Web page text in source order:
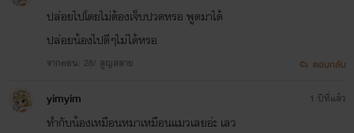
ก๊อป นักดัด นักแก้ ทั้งหลาย ฟางเชื่อว่าทุกคนมีสมอง
มีความสามารถ มีศักยภาพ กันทุกคน เพราะงั้นใช้ความ
สามารถของตัวเองเถอะค่ะจะได้ไม่ได้เสียเวลาทั้งสองฝ่ายเน้อ
ปล่อยไปโดยไม่ต้องเจ็บปวดหรอ พูดมาได้
ปล่อยน้องไปดีๆไม่ได้หรอ
จากตอน: 28/ สูญสลาย ตอบกลับ
yimyim
ทำกับน้องเหมือนหมาเหมือนแมวเลยอ่ะ เลว
1 ปีที่แล้ว